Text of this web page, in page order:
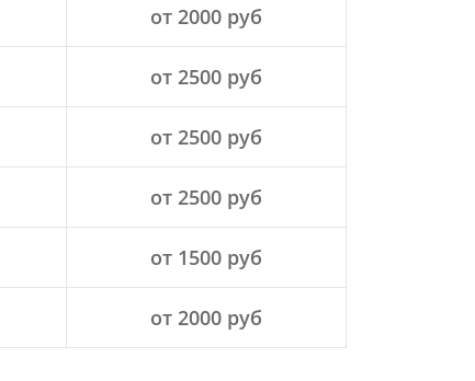
от 2000 руб
от 2500 руб
от 2500 руб
от 2500 руб
от 1500 руб
от 2000 руб